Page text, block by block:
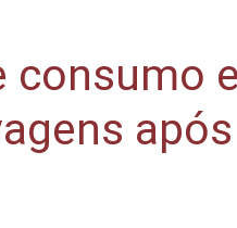
consumo